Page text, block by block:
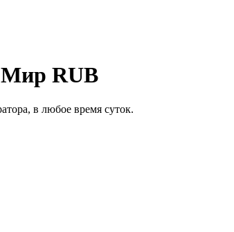
Мир RUB
в любое время суток.